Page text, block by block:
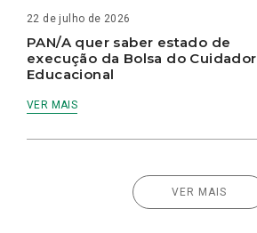
22 de julho de 2026
PAN/A quer saber estado de
execução da Bolsa do Cuidador
Educacional
VER MAIS
VER MAIS